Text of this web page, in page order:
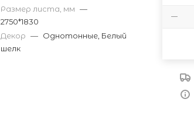
Размер листа, мм —
2750*1830
Декор — Однотонные, Белый
шелк